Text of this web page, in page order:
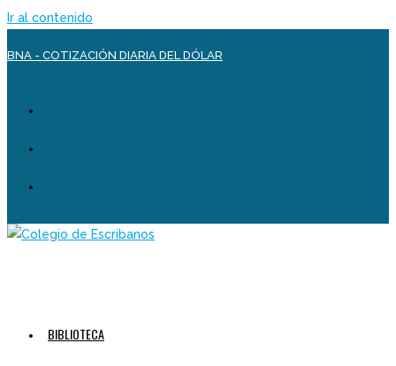
Ir al contenido
BNA - COTIZACIÓN DIARIA DEL DÓLAR
BIBLIOTECA